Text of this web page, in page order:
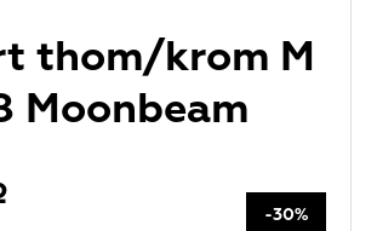
thom/krom M
Moonbeam
-30%